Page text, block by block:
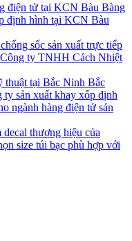
điện tử tại KCN Bàu Bàng
định hình tại KCN Bàu
sốc sản xuất trực tiếp
ty TNHH Cách Nhiệt
thuật tại Bắc Ninh Bắc
sản xuất khay xốp định
ngành hàng điện tử sản
decal thương hiệu của
size túi bạc phù hợp với